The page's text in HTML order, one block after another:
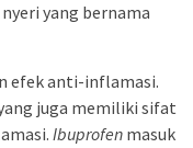
yang bernama
efek anti-inflamasi.
juga memiliki sifat
Ibuprofen masuk